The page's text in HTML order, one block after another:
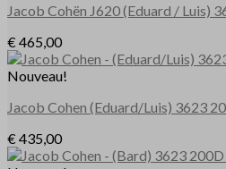
Jacob Cohën J620(Eduard / Luis)
€465,00
Nouveau!
Jacob Cohen (Eduard/Luis) 3623
€435,00